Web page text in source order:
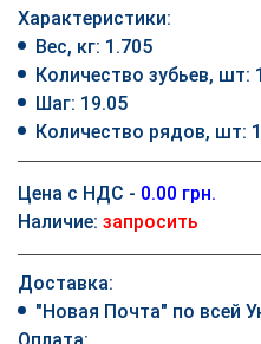
Характеристики:
Вес, кг: 1.705
Количество зубьев, шт:
Шаг: 19.05
Количество рядов, шт: 1
Цена с НДС - 0.00 грн.
Наличие: запросить
Доставка:
"Новая Почта" по всей